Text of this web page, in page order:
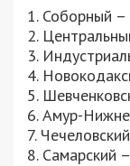
1. Соборный
2.
3.
4.
5.
6. Амур-
7.
8. Самарский